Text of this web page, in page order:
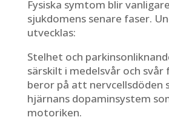
Fysiska symtom blir
sjukdomens senare faser.
utvecklas:
Stelhet och
särskilt i medelsvår och svår
beror på att nervcellsdöden
hjärnans dopaminsystem
motoriken.